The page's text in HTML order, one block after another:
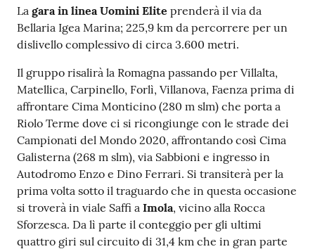
La gara in linea Uomini Elite prenderà il via da
Bellaria Igea Marina; 225,9 km da percorrere per un
dislivello complessivo di circa 3.600 metri.
Il gruppo risalirà la Romagna passando per Villalta,
Matellica, Carpinello, Forlì, Villanova, Faenza prima di
affrontare Cima Monticino (280 m slm) che porta a
Riolo Terme dove ci si ricongiunge con le strade dei
Campionati del Mondo 2020, affrontando così Cima
Galisterna (268 m slm), via Sabbioni e ingresso in
Autodromo Enzo e Dino Ferrari. Si transiterà per la
prima volta sotto il traguardo che in questa occasione
si troverà in viale Saffi a Imola, vicino alla Rocca
Sforzesca. Da lì parte il conteggio per gli ultimi
quattro giri sul circuito di 31,4 km che in gran parte